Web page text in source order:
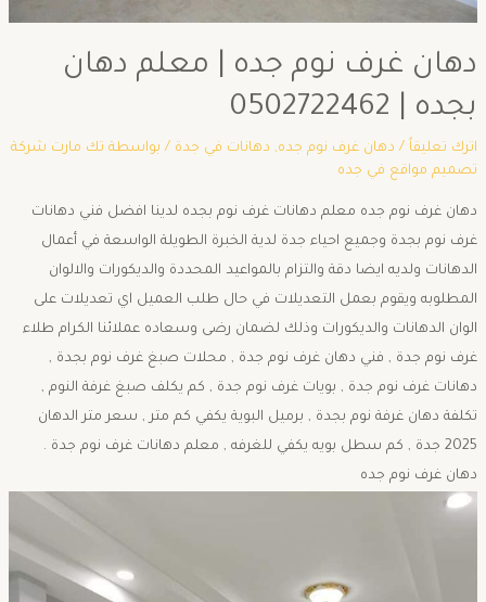
دهان غرف نوم جده | معلم دهان
بجده | 0502722462
اترك تعليقاً / دهان غرف نوم جده, دهانات في جدة / بواسطة تك مارت شركة
تصميم مواقع في جده
دهان غرف نوم جده معلم دهانات غرف نوم بجده لدينا افضل فني دهانات
غرف نوم بجدة وجميع احياء جدة لدية الخبرة الطويلة الواسعة في أعمال
الدهانات ولديه ايضا دقة والتزام بالمواعيد المحددة والديكورات والالوان
المطلوبه ويقوم بعمل التعديلات في حال طلب العميل اي تعديلات على
الوان الدهانات والديكورات وذلك لضمان رضى وسعاده عملائنا الكرام طلاء
غرف نوم جدة , فني دهان غرف نوم جدة , محلات صبغ غرف نوم بجدة ,
دهانات غرف نوم جدة , بويات غرف نوم جدة , كم يكلف صبغ غرفة النوم ,
تكلفة دهان غرفة نوم بجدة , برميل البوية يكفي كم متر , سعر متر الدهان
2025 جدة , كم سطل بويه يكفي للغرفه , معلم دهانات غرف نوم جدة .
دهان غرف نوم جده